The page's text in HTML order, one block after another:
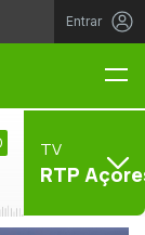
Entrar
TV
RTP